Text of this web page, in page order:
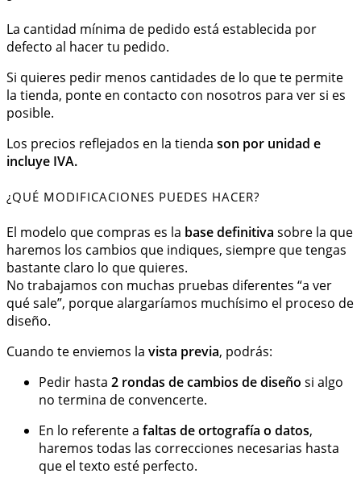
La cantidad mínima de pedido está establecida por
defecto al hacer tu pedido.
Si quieres pedir menos cantidades de lo que te permite
la tienda, ponte en contacto con nosotros para ver si es
posible.
Los precios reflejados en la tienda son por unidad e
incluye IVA.
¿QUÉ MODIFICACIONES PUEDES HACER?
El modelo que compras es la base definitiva sobre la que
haremos los cambios que indiques, siempre que tengas
bastante claro lo que quieres.
No trabajamos con muchas pruebas diferentes “a ver
qué sale”, porque alargaríamos muchísimo el proceso de
diseño.
Cuando te enviemos la vista previa, podrás:
Pedir hasta 2 rondas de cambios de diseño si algo
no termina de convencerte.
En lo referente a faltas de ortografía o datos,
haremos todas las correcciones necesarias hasta
que el texto esté perfecto.